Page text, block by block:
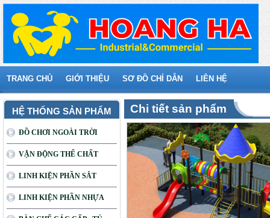
TRANG CHỦ GIỚI THIỆU SƠ ĐỒ CHỈ DẪN LIÊN HỆ
HỆ THỐNG SẢN PHẨM
ĐỒ CHƠI NGOÀI TRỜI
VẬN ĐỘNG THỂ CHẤT
LINH KIỆN PHẦN SẮT
LINH KIỆN PHẦN NHỰA
Chi tiết sản phẩm